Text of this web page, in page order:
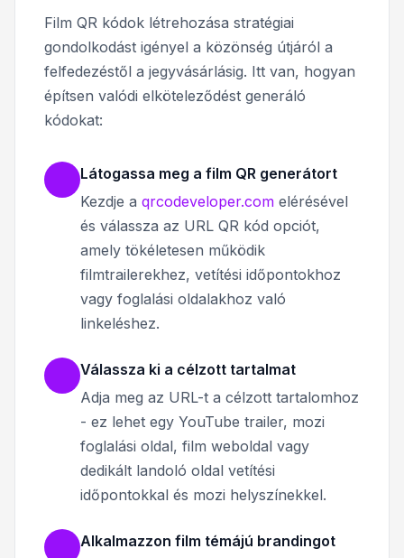
Film QR kódok létrehozása stratégiai
gondolkodást igényel a közönség útjáról a
felfedezéstől a jegyvásárlásig. Itt van, hogyan
építsen valódi elköteleződést generáló
kódokat:
Látogassa meg a film QR generátort
Kezdje a qrcodeveloper.com elérésével
és válassza az URL QR kód opciót,
amely tökéletesen működik
filmtrailerekhez, vetítési időpontokhoz
vagy foglalási oldalakhoz való
linkeléshez.
Válassza ki a célzott tartalmat
Adja meg az URL-t a célzott tartalomhoz
- ez lehet egy YouTube trailer, mozi
foglalási oldal, film weboldal vagy
dedikált landoló oldal vetítési
időpontokkal és mozi helyszínekkel.
Alkalmazzon film témájú brandingot